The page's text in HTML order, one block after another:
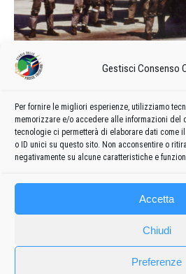
Gestisci Consenso
Per fornire le migliori esperienze, utilizziamo
memorizzare e/o accedere alle informazioni del
tecnologie ci permetterà di elaborare dati come
o ID unici su questo sito. Non acconsentire o
negativamente su alcune caratteristiche e
Accetta
Chiudi
Preferenze
Calendario delle
formazione del 1976
admin8235 24 Marzo 2020
Formazione e calendario 1976 delle
Frecce Tricolori